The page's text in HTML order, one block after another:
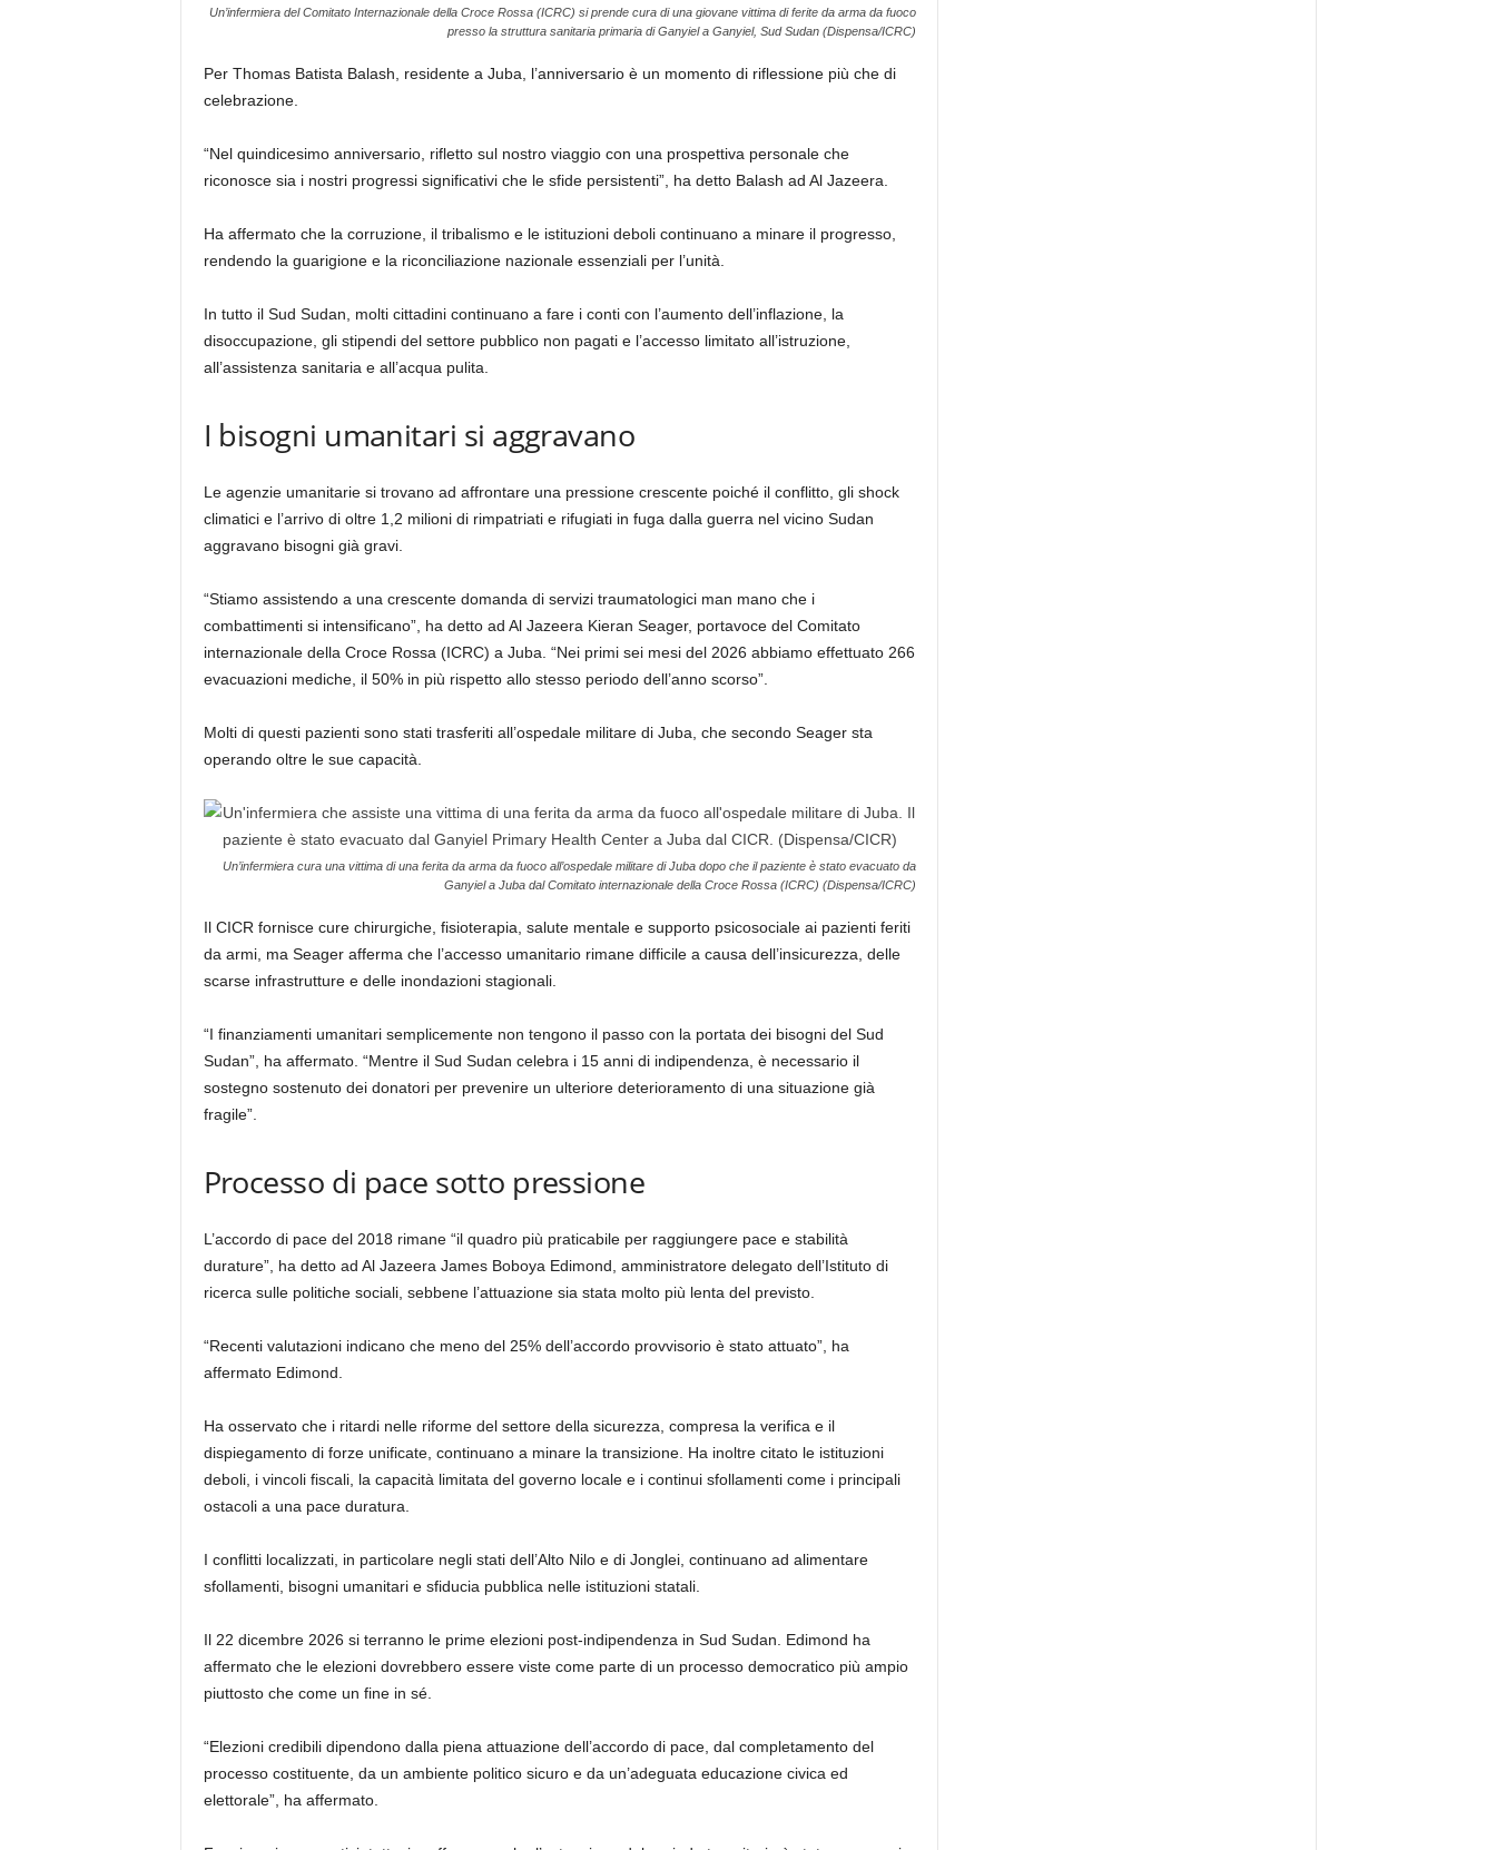
Un’infermiera del Comitato Internazionale della Croce Rossa (ICRC) si prende cura di una giovane vittima di ferite da arma da fuoco
presso la struttura sanitaria primaria di Ganyiel a Ganyiel, Sud Sudan (Dispensa/ICRC)
Per Thomas Batista Balash, residente a Juba, l’anniversario è un momento di riflessione più che di
celebrazione.
“Nel quindicesimo anniversario, rifletto sul nostro viaggio con una prospettiva personale che
riconosce sia i nostri progressi significativi che le sfide persistenti”, ha detto Balash ad Al Jazeera.
Ha affermato che la corruzione, il tribalismo e le istituzioni deboli continuano a minare il progresso,
rendendo la guarigione e la riconciliazione nazionale essenziali per l’unità.
In tutto il Sud Sudan, molti cittadini continuano a fare i conti con l’aumento dell’inflazione, la
disoccupazione, gli stipendi del settore pubblico non pagati e l’accesso limitato all’istruzione,
all’assistenza sanitaria e all’acqua pulita.
I bisogni umanitari si aggravano
Le agenzie umanitarie si trovano ad affrontare una pressione crescente poiché il conflitto, gli shock
climatici e l’arrivo di oltre 1,2 milioni di rimpatriati e rifugiati in fuga dalla guerra nel vicino Sudan
aggravano bisogni già gravi.
“Stiamo assistendo a una crescente domanda di servizi traumatologici man mano che i
combattimenti si intensificano”, ha detto ad Al Jazeera Kieran Seager, portavoce del Comitato
internazionale della Croce Rossa (ICRC) a Juba. “Nei primi sei mesi del 2026 abbiamo effettuato 266
evacuazioni mediche, il 50% in più rispetto allo stesso periodo dell’anno scorso”.
Molti di questi pazienti sono stati trasferiti all’ospedale militare di Juba, che secondo Seager sta
operando oltre le sue capacità.
Un’infermiera cura una vittima di una ferita da arma da fuoco all’ospedale militare di Juba dopo che il paziente è stato evacuato da
Ganyiel a Juba dal Comitato internazionale della Croce Rossa (ICRC) (Dispensa/ICRC)
Il CICR fornisce cure chirurgiche, fisioterapia, salute mentale e supporto psicosociale ai pazienti feriti
da armi, ma Seager afferma che l’accesso umanitario rimane difficile a causa dell’insicurezza, delle
scarse infrastrutture e delle inondazioni stagionali.
“I finanziamenti umanitari semplicemente non tengono il passo con la portata dei bisogni del Sud
Sudan”, ha affermato. “Mentre il Sud Sudan celebra i 15 anni di indipendenza, è necessario il
sostegno sostenuto dei donatori per prevenire un ulteriore deterioramento di una situazione già
fragile”.
Processo di pace sotto pressione
L’accordo di pace del 2018 rimane “il quadro più praticabile per raggiungere pace e stabilità
durature”, ha detto ad Al Jazeera James Boboya Edimond, amministratore delegato dell’Istituto di
ricerca sulle politiche sociali, sebbene l’attuazione sia stata molto più lenta del previsto.
“Recenti valutazioni indicano che meno del 25% dell’accordo provvisorio è stato attuato”, ha
affermato Edimond.
Ha osservato che i ritardi nelle riforme del settore della sicurezza, compresa la verifica e il
dispiegamento di forze unificate, continuano a minare la transizione. Ha inoltre citato le istituzioni
deboli, i vincoli fiscali, la capacità limitata del governo locale e i continui sfollamenti come i principali
ostacoli a una pace duratura.
I conflitti localizzati, in particolare negli stati dell’Alto Nilo e di Jonglei, continuano ad alimentare
sfollamenti, bisogni umanitari e sfiducia pubblica nelle istituzioni statali.
Il 22 dicembre 2026 si terranno le prime elezioni post-indipendenza in Sud Sudan. Edimond ha
affermato che le elezioni dovrebbero essere viste come parte di un processo democratico più ampio
piuttosto che come un fine in sé.
“Elezioni credibili dipendono dalla piena attuazione dell’accordo di pace, dal completamento del
processo costituente, da un ambiente politico sicuro e da un’adeguata educazione civica ed
elettorale”, ha affermato.